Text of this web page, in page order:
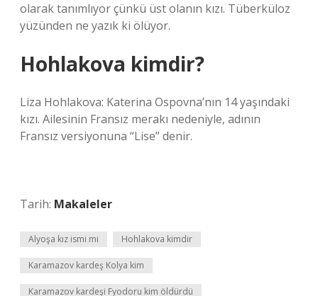
olarak tanımlıyor çünkü üst olanın kızı. Tüberküloz
yüzünden ne yazık ki ölüyor.
Hohlakova kimdir?
Liza Hohlakova: Katerina Ospovna’nın 14 yaşındaki
kızı. Ailesinin Fransız merakı nedeniyle, adının
Fransız versiyonuna “Lise” denir.
Tarih: Makaleler
Alyoşa kız ismi mi Hohlakova kimdir
Karamazov kardeş Kolya kim
Karamazov kardeşi Fyodoru kim öldürdü